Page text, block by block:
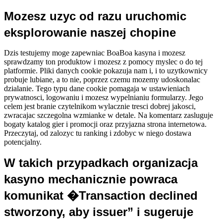
Mozesz uzyc od razu uruchomic
eksplorowanie naszej chopine
Dzis testujemy moge zapewniac BoaBoa kasyna i mozesz
sprawdzamy ton produktow i mozesz z pomocy myslec o do tej
platformie. Pliki danych cookie pokazuja nam i, i to uzytkownicy
probuje lubiane, a to nie, poprzez czemu mozemy udoskonalac
dzialanie. Tego typu dane cookie pomagaja w ustawieniach
prywatnosci, logowaniu i mozesz wypelnianiu formularzy. Jego
celem jest branie czytelnikom wylacznie tresci dobrej jakosci,
zwracajac szczegolna wzmianke w detale. Na komentarz zasluguje
bogaty katalog gier i promocji oraz przyjazna strona internetowa.
Przeczytaj, od zalozyc tu ranking i zdobyc w niego dostawa
potencjalny.
W takich przypadkach organizacja
kasyno mechanicznie powraca
komunikat �Transaction declined
stworzony, aby issuer” i sugeruje